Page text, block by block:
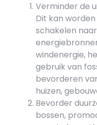
Verminder de
Dit kan
schakelen
windenergie,
gebruik van
bevorderen
huizen,
Bevorder
bossen,